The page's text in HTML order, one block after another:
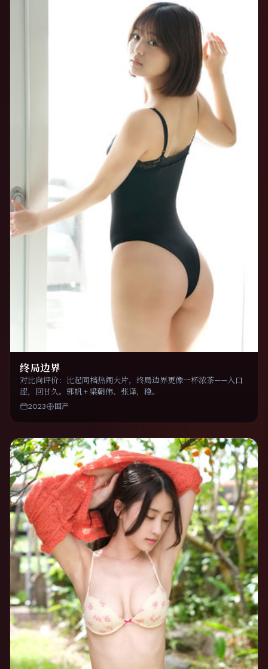
终局边界
对比向评价：比起同档热闹大片，终局边界更像一杯浓茶——入口
涩，回甘久。郭帆 + 梁朝伟、张译，稳。
2023 国产